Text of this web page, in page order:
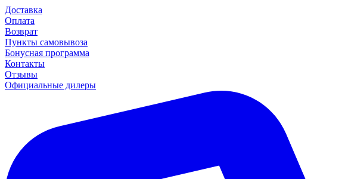
Доставка
Оплата
Возврат
Пункты самовывоза
Бонусная программа
Контакты
Отзывы
Официальные дилеры